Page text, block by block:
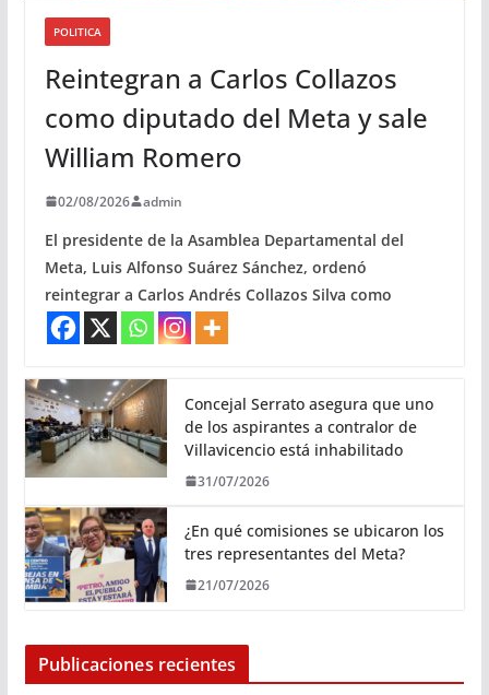
POLITICA
Reintegran a Carlos Collazos
como diputado del Meta y sale
William Romero
02/08/2026 admin
El presidente de la Asamblea Departamental del
Meta, Luis Alfonso Suárez Sánchez, ordenó
reintegrar a Carlos Andrés Collazos Silva como
Concejal Serrato asegura que uno
de los aspirantes a contralor de
Villavicencio está inhabilitado
31/07/2026
¿En qué comisiones se ubicaron los
tres representantes del Meta?
21/07/2026
Publicaciones recientes